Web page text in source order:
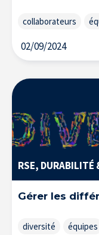
collaborateurs
02/09/2024
RSE, DURABILITÉ
Gérer les
diversité équipes